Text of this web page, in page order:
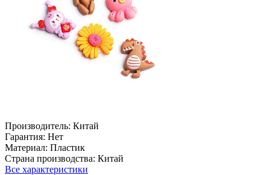
Производитель: Китай
Гарантия: Нет
Материал: Пластик
Страна производства: Китай
Все характеристики